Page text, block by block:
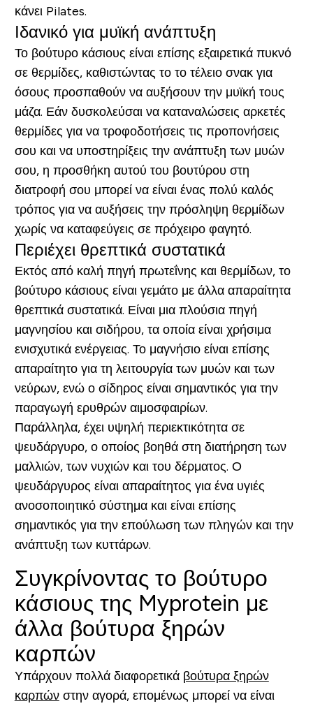
κάνει Pilates.
Ιδανικό για μυϊκή ανάπτυξη
Το βούτυρο κάσιους είναι επίσης εξαιρετικά πυκνό
σε θερμίδες, καθιστώντας το το τέλειο σνακ για
όσους προσπαθούν να αυξήσουν την μυϊκή τους
μάζα. Εάν δυσκολεύσαι να καταναλώσεις αρκετές
θερμίδες για να τροφοδοτήσεις τις προπονήσεις
σου και να υποστηρίξεις την ανάπτυξη των μυών
σου, η προσθήκη αυτού του βουτύρου στη
διατροφή σου μπορεί να είναι ένας πολύ καλός
τρόπος για να αυξήσεις την πρόσληψη θερμίδων
χωρίς να καταφεύγεις σε πρόχειρο φαγητό.
Περιέχει θρεπτικά συστατικά
Εκτός από καλή πηγή πρωτεΐνης και θερμίδων, το
βούτυρο κάσιους είναι γεμάτο με άλλα απαραίτητα
θρεπτικά συστατικά. Είναι μια πλούσια πηγή
μαγνησίου και σιδήρου, τα οποία είναι χρήσιμα
ενισχυτικά ενέργειας. Το μαγνήσιο είναι επίσης
απαραίτητο για τη λειτουργία των μυών και των
νεύρων, ενώ ο σίδηρος είναι σημαντικός για την
παραγωγή ερυθρών αιμοσφαιρίων.
Παράλληλα, έχει υψηλή περιεκτικότητα σε
ψευδάργυρο, ο οποίος βοηθά στη διατήρηση των
μαλλιών, των νυχιών και του δέρματος. Ο
ψευδάργυρος είναι απαραίτητος για ένα υγιές
ανοσοποιητικό σύστημα και είναι επίσης
σημαντικός για την επούλωση των πληγών και την
ανάπτυξη των κυττάρων.
Συγκρίνοντας το βούτυρο
κάσιους της Myprotein με
άλλα βούτυρα ξηρών
καρπών
Υπάρχουν πολλά διαφορετικά βούτυρα ξηρών
καρπώνστην αγορά, επομένως μπορεί να είναι